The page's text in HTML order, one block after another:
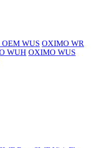
WUS OXIMO WR
WUH OXIMO WUS